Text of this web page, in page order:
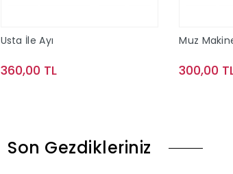
Usta İle Ayı
360,00 TL
Muz
300,00
Son Gezdikleriniz